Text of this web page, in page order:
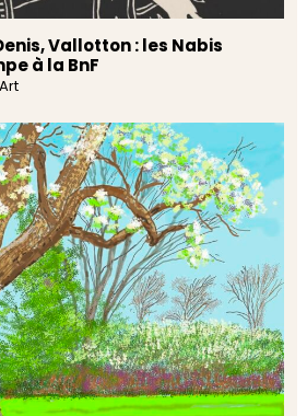
Vallotton : les Nabis
à la BnF